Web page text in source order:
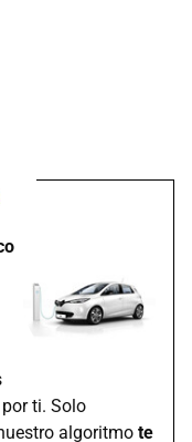
ti. Solo
algoritmo te